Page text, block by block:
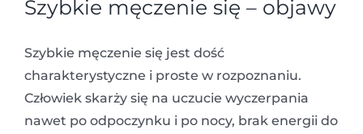
Szybkie męczenie się – objawy
Szybkie męczenie się jest dość
charakterystyczne i proste w rozpoznaniu.
Człowiek skarży się na uczucie wyczerpania
nawet po odpoczynku i po nocy, brak energii do